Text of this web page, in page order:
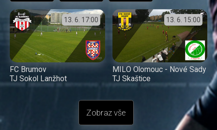
13. 6. 17:00
FC Brumov
TJ Sokol Lanžhot
13. 6. 15:00
MILO Olomouc - Nové Sady
TJ Skaštice
Zobraz vše